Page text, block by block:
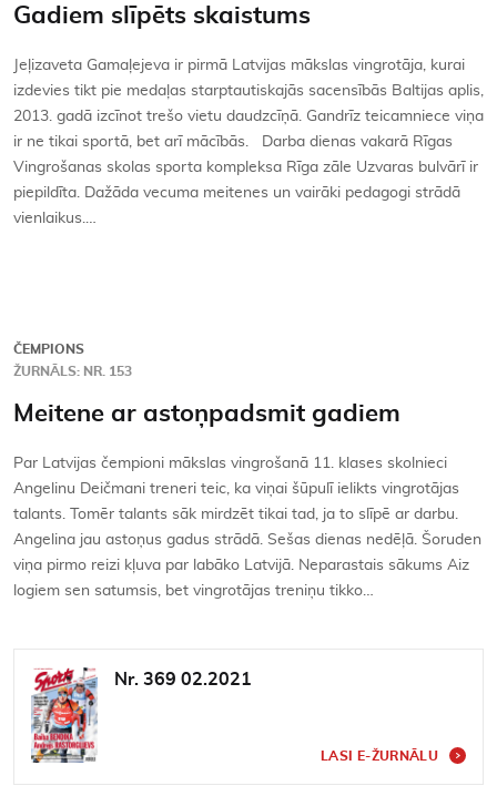
Gadiem slīpēts skaistums
Jeļizaveta Gamaļejeva ir pirmā Latvijas mākslas vingrotāja, kurai
izdevies tikt pie medaļas starptautiskajās sacensībās Baltijas aplis,
2013. gadā izcīnot trešo vietu daudzcīņā. Gandrīz teicamniece viņa
ir ne tikai sportā, bet arī mācībās. Darba dienas vakarā Rīgas
Vingrošanas skolas sporta kompleksa Rīga zāle Uzvaras bulvārī ir
piepildīta. Dažāda vecuma meitenes un vairāki pedagogi strādā
vienlaikus.…
ČEMPIONS
ŽURNĀLS: NR. 153
Meitene ar astoņpadsmit gadiem
Par Latvijas čempioni mākslas vingrošanā 11. klases skolnieci
Angelinu Deičmani treneri teic, ka viņai šūpulī ielikts vingrotājas
talants. Tomēr talants sāk mirdzēt tikai tad, ja to slīpē ar darbu.
Angelina jau astoņus gadus strādā. Sešas dienas nedēļā. Šoruden
viņa pirmo reizi kļuva par labāko Latvijā. Neparastais sākums Aiz
logiem sen satumsis, bet vingrotājas treniņu tikko…
Nr. 369 02.2021
LASI E-ŽURNĀLU